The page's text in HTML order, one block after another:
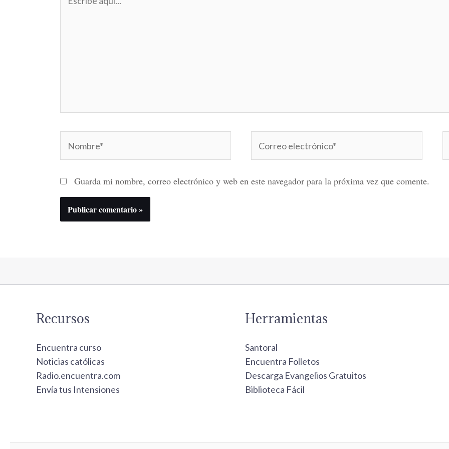
aquí...
electrónico*
Guarda mi nombre, correo electrónico y web en este navegador para la próxima vez que comente.
Recursos
Encuentra curso
Noticias católicas
Radio.encuentra.com
Envía tus Intensiones
Herramientas
Santoral
Encuentra Folletos
Descarga Evangelios Gratuitos
Biblioteca Fácil